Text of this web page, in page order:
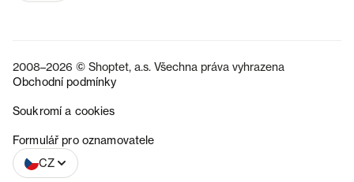
2008–2026 © Shoptet, a.s. Všechna práva vyhrazena
Obchodní podmínky
Soukromí a cookies
Formulář pro oznamovatele
CZ